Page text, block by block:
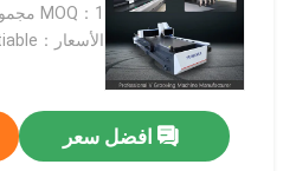
MOQ：1 مجموعة
الأسعار：negotiable
افضل سعر